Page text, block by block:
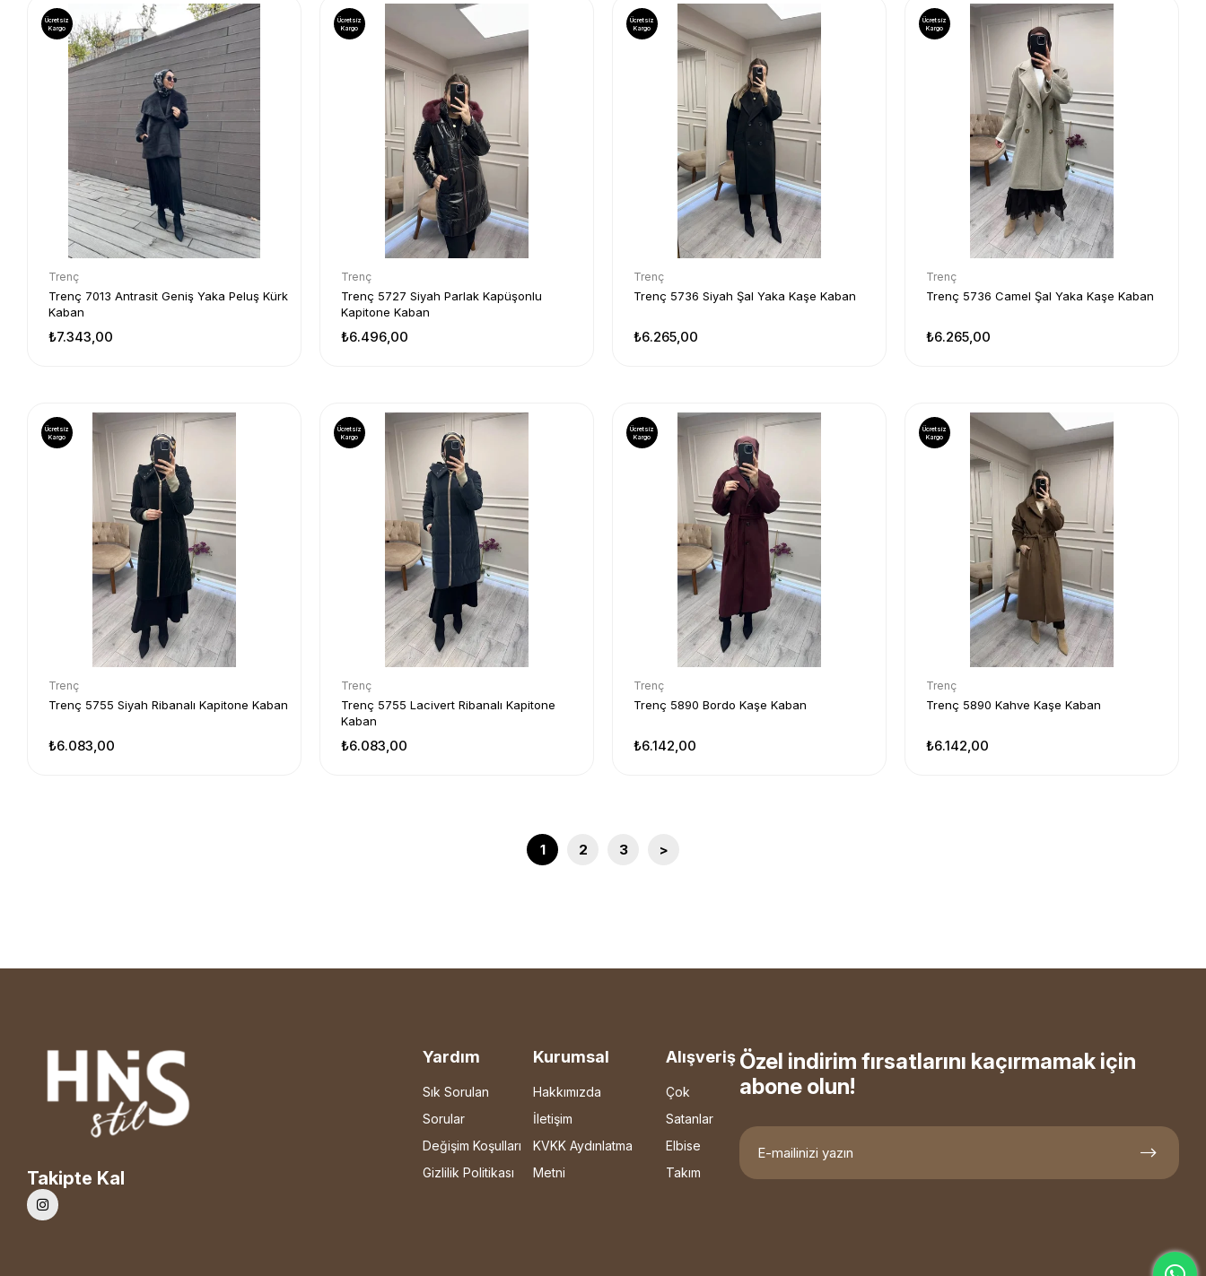
Trenç
Trenç 7013 Antrasit Geniş Yaka Peluş Kürk
Kaban
₺7.343,00
Ücretsiz
Kargo
Trenç
Trenç 5727 Siyah Parlak Kapüşonlu
Kapitone Kaban
₺6.496,00
Ücretsiz
Kargo
Trenç
Trenç 5736 Siyah Şal Yaka Kaşe Kaban
₺6.265,00
Ücretsiz
Kargo
Trenç
Trenç 5736 Camel Şal Yaka Kaşe Kaban
₺6.265,00
Ücretsiz
Kargo
Trenç
Trenç 5755 Siyah Ribanalı Kapitone Kaban
₺6.083,00
Ücretsiz
Kargo
Trenç
Trenç 5755 Lacivert Ribanalı Kapitone
Kaban
₺6.083,00
Ücretsiz
Kargo
Trenç
Trenç 5890 Bordo Kaşe Kaban
₺6.142,00
Ücretsiz
Kargo
Trenç
Trenç 5890 Kahve Kaşe Kaban
₺6.142,00
Ücretsiz
Kargo
1 2 3 >
Takipte Kal
Yardım
Sık Sorulan
Sorular
Değişim Koşulları
Gizlilik Politikası
Kurumsal
Hakkımızda
İletişim
KVKK Aydınlatma
Metni
Alışveriş
Çok
Satanlar
Elbise
Takım
Özel indirim fırsatlarını kaçırmamak için
abone olun!